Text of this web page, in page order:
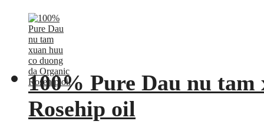
100% Pure Dau nu
Rosehip oil